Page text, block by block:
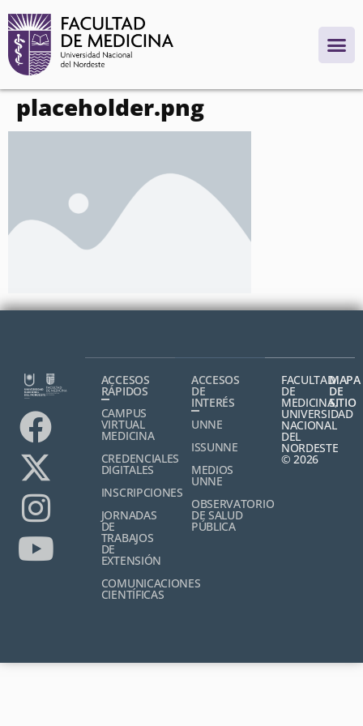
contenido
placeholder.png
ACCESOS
RÁPIDOS
CAMPUS
VIRTUAL
MEDICINA
CREDENCIALES
DIGITALES
INSCRIPCIONES
JORNADAS
DE
TRABAJOS
DE
EXTENSIÓN
COMUNICACIONES
CIENTÍFICAS
ACCESOS
DE
INTERÉS
UNNE
ISSUNNE
MEDIOS
UNNE
OBSERVATORIO
DE SALUD
PÚBLICA
FACULTAD
DE
MEDICINA,
UNIVERSIDAD
NACIONAL
DEL
NORDESTE
© 2026
MAPA
DE
SITIO